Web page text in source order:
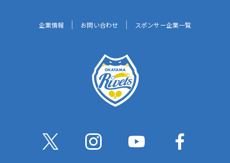
企業情報 お問い合わせ スポンサー企業一覧